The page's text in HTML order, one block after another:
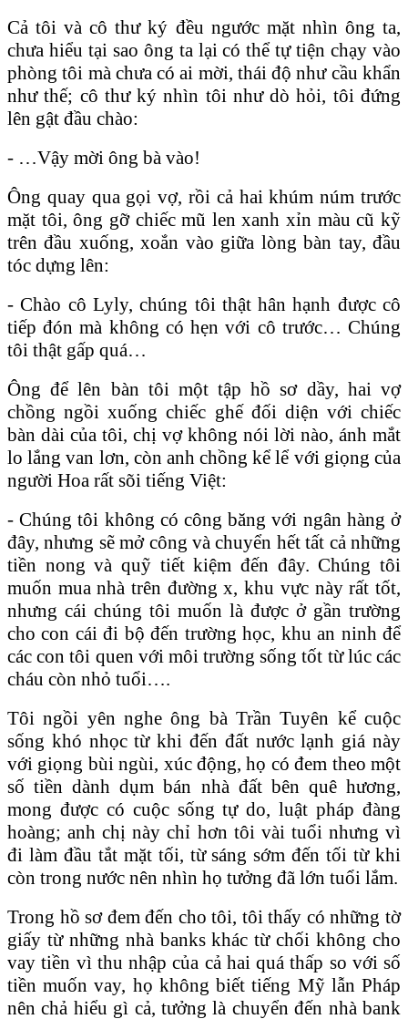
Cả tôi và cô thư ký đều ngước mặt nhìn ông ta,
chưa hiểu tại sao ông ta lại có thể tự tiện chạy vào
phòng tôi mà chưa có ai mời, thái độ như cầu khẩn
như thế; cô thư ký nhìn tôi như dò hỏi, tôi đứng
lên gật đầu chào:
- …Vậy mời ông bà vào!
Ông quay qua gọi vợ, rồi cả hai khúm núm trước
mặt tôi, ông gỡ chiếc mũ len xanh xỉn màu cũ kỹ
trên đầu xuống, xoắn vào giữa lòng bàn tay, đầu
tóc dựng lên:
- Chào cô Lyly, chúng tôi thật hân hạnh được cô
tiếp đón mà không có hẹn với cô trước… Chúng
tôi thật gấp quá…
Ông để lên bàn tôi một tập hồ sơ dầy, hai vợ
chồng ngồi xuống chiếc ghế đối diện với chiếc
bàn dài của tôi, chị vợ không nói lời nào, ánh mắt
lo lắng van lơn, còn anh chồng kể lể với giọng của
người Hoa rất sõi tiếng Việt:
- Chúng tôi không có công băng với ngân hàng ở
đây, nhưng sẽ mở công và chuyển hết tất cả những
tiền nong và quỹ tiết kiệm đến đây. Chúng tôi
muốn mua nhà trên đường x, khu vực này rất tốt,
nhưng cái chúng tôi muốn là được ở gần trường
cho con cái đi bộ đến trường học, khu an ninh để
các con tôi quen với môi trường sống tốt từ lúc các
cháu còn nhỏ tuổi….
Tôi ngồi yên nghe ông bà Trần Tuyên kể cuộc
sống khó nhọc từ khi đến đất nước lạnh giá này
với giọng bùi ngùi, xúc động, họ có đem theo một
số tiền dành dụm bán nhà đất bên quê hương,
mong được có cuộc sống tự do, luật pháp đàng
hoàng; anh chị này chỉ hơn tôi vài tuổi nhưng vì
đi làm đầu tắt mặt tối, từ sáng sớm đến tối từ khi
còn trong nước nên nhìn họ tưởng đã lớn tuổi lắm.
Trong hồ sơ đem đến cho tôi, tôi thấy có những tờ
giấy từ những nhà banks khác từ chối không cho
vay tiền vì thu nhập của cả hai quá thấp so với số
tiền muốn vay, họ không biết tiếng Mỹ lẫn Pháp
nên chả hiểu gì cả, tưởng là chuyển đến nhà bank